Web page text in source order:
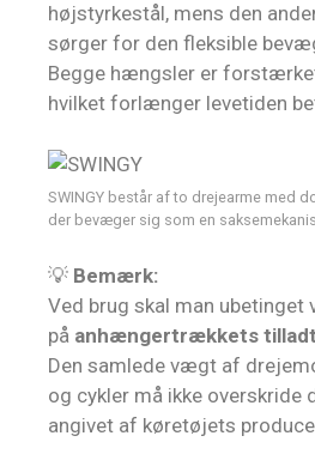
højstyrkestål, mens den
sørger for den fleksible
Begge hængsler er
hvilket forlænger levetiden
SWINGY består af to drejearme med
der bevæger sig som en
💡 Bemærk:
Ved brug skal man
på anhængertrækkets
Den samlede vægt af
og cykler må ikke overskride
angivet af køretøjets